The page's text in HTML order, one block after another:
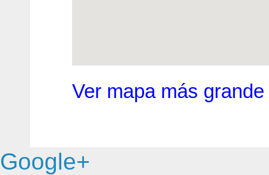
Ver mapa más grande
Google+